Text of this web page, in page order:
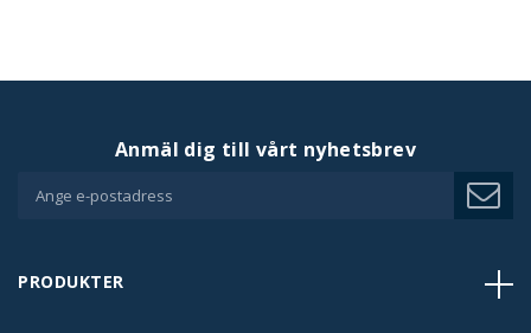
PRODUKTER
Anmäl dig till vårt nyhetsbrev